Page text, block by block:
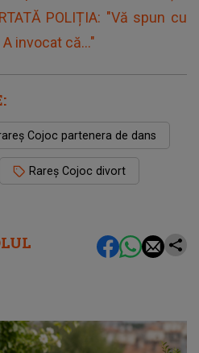
POLIȚIA: "Vă spun cu
invocat că..."
Cojoc partenera de dans
Rareș Cojoc divort